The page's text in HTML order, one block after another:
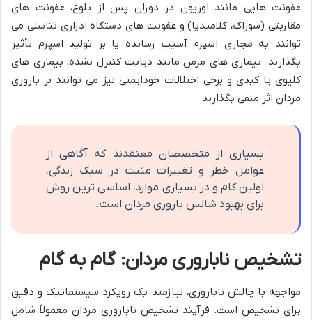
عفونت هایی مانند اوریون در دوران پس از بلوغ، عفونت های
مقاربتی (سوزاک، کلامیدیا) و عفونت های دستگاه ادراری تناسلی می
توانند به مجاری اسپرم آسیب رسانده یا بر تولید اسپرم تأثیر
بگذارند. بیماری های مزمن مانند دیابت کنترل نشده، بیماری های
کلیوی یا کبدی و برخی اختلالات خودایمنی نیز می توانند بر باروری
مردان اثر منفی بگذارند.
بسیاری از متخصصان معتقدند که آگاهی از
عوامل خطر و تغییرات مثبت در سبک زندگی،
اولین گام و در بسیاری موارد، اساسی ترین روش
برای بهبود شانس باروری مردان است.
تشخیص ناباروری مردان: گام به گام
مواجهه با چالش ناباروری، نیازمند یک رویکرد سیستماتیک و دقیق
برای تشخیص است. فرآیند تشخیص ناباروری مردان معمولاً شامل